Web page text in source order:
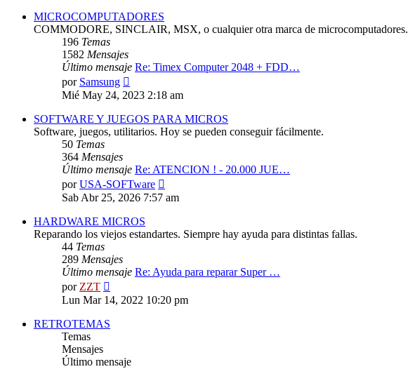
MICROCOMPUTADORES
COMMODORE, SINCLAIR, MSX, o cualquier otra marca de microcomputadores.
196 Temas
1582 Mensajes
Último mensaje Re: Timex Computer 2048 + FDD…
por Samsung
último
Mié May 24, 2023 2:18 am
SOFTWARE Y JUEGOS PARA MICROS
Software, juegos, utilitarios. Hoy se pueden conseguir fácilmente.
50 Temas
364 Mensajes
Último mensaje Re: ATENCION ! - 20.000 JUE…
porUSA-SOFTware
último
Sab Abr 25, 2026 7:57 am
HARDWARE MICROS
Reparando los viejos estandartes. Siempre hay ayuda para distintas fallas.
44 Temas
289 Mensajes
Último mensaje Re: Ayuda para reparar Super …
porZZT
último
Lun Mar 14, 2022 10:20 pm
RETROTEMAS
Temas
Mensajes
Último mensaje